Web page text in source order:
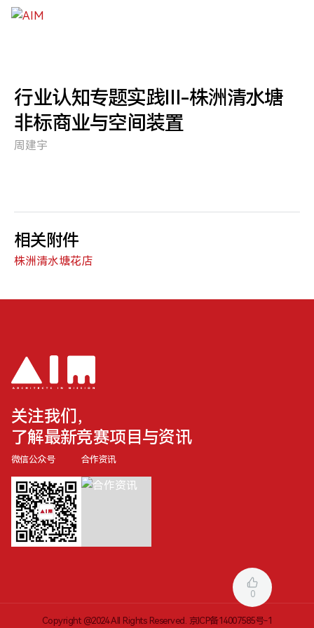
跳到主要内容
行业认知专题实践Ⅲ-株洲清水塘
非标商业与空间装置
周建宇
相关附件
株洲清水塘花店
0
关注我们，
了解最新竞赛项目与资讯
微信公众号 合作资讯
Copyright @2024 All Rights Reserved. 京ICP备14007585号-1